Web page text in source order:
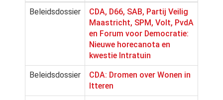
Beleidsdossier
CDA, D66, SAB, Partij Veilig
Maastricht, SPM, Volt, PvdA
en Forum voor Democratie:
Nieuwe horecanota en
kwestie Intratuin
Beleidsdossier
CDA: Dromen over Wonen in
Itteren